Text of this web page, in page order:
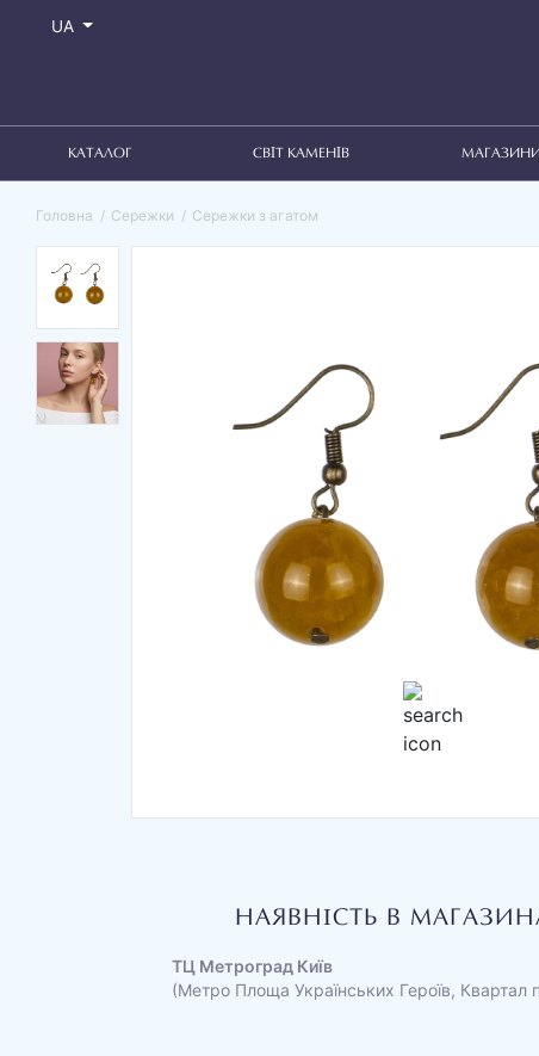
UA
КАТАЛОГ СВІТ КАМЕНІВ МАГАЗИНИ
Головна Сережки Сережки з агатом
НАЯВНІСТЬ В
ТЦ Метроград Київ
(Метро Площа Українських Героїв, Квартал